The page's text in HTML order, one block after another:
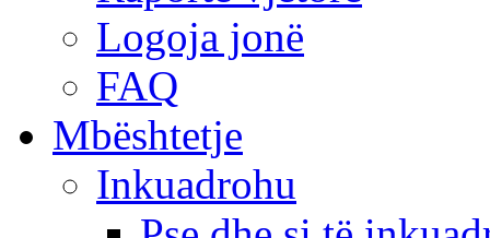
Logoja jonë
FAQ
Mbështetje
Inkuadrohu